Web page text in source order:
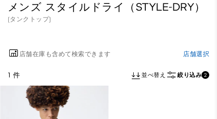
メンズ スタイルドライ（STYLE-DRY）
(タンクトップ)
店舗在庫も含めて検索できます 店舗選択
1 件 並べ替え 絞り込み 2